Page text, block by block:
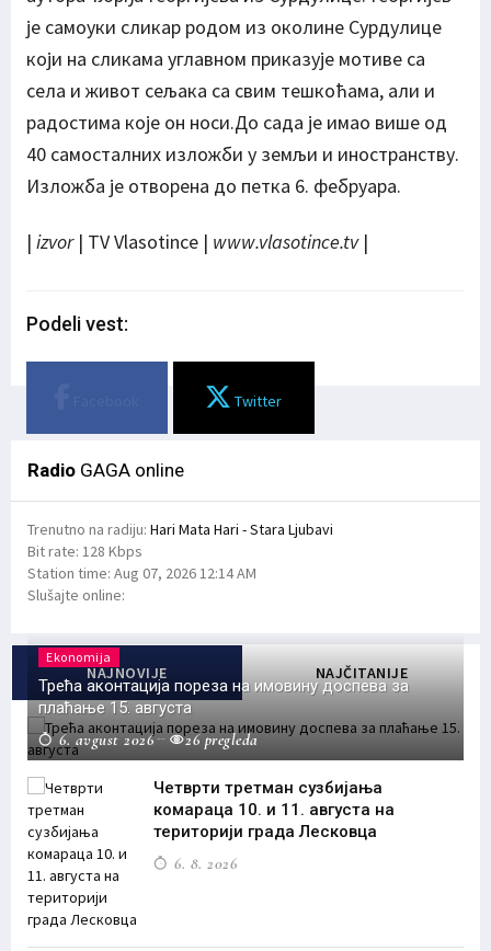
је самоуки сликар родом из околине Сурдулице
који на сликама углавном приказује мотиве са
села и живот сељака са свим тешкоћама, али и
радостима које он носи.До сада је имао више од
40 самосталних изложби у земљи и иностранству.
Изложба је отворена до петка 6. фебруара.
| izvor| TV Vlasotince | www.vlasotince.tv|
Podeli vest:
Twitter
Radio GAGA online
Trenutno na radiju: Hari Mata Hari - Stara Ljubavi
Bit rate: 128 Kbps
Station time: Aug 07, 202612:14 AM
Slušajte online:
NAJNOVIJE NAJČITANIJE
Ekonomija
Трећа аконтација пореза на имовину доспева за
плаћање 15. августа
6. avgust 2026
26 pregleda
Четврти третман сузбијања
комараца 10. и 11. августа на
територији града Лесковца
6. 8. 2026